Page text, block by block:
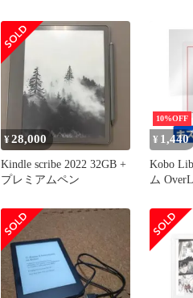
¥28,000
Kindle scribe 2022 32GB +
プレミアムペン
10%OFF
¥ 1,440
Kobo
ム
コボ リ
護 キズ
紋 コー